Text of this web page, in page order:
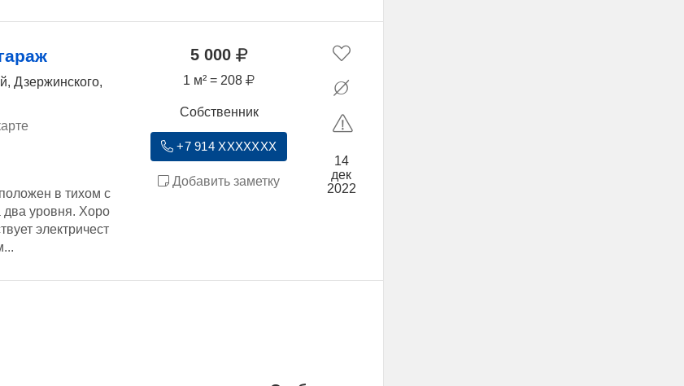
Дзержинского,
в тихом с
два уровня. Хоро
электричест
5 000
1 м² = 208
Собственник
+7 914 XXXXXXX
Добавить заметку
14
дек
2022